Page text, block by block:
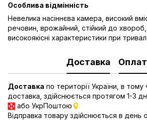
Особлива відмінність
Невелика насіннєва камера, високий
речовин, врожайний, стійкий до
високоякісні характеристики при
Доставка
Доставка по території України, в тому
доставка, здійснюється протягом 1-3
або УкрПоштою
Відправка товару здійснюється в день